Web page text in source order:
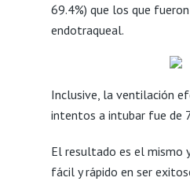
69.4%) que los que
endotraqueal.
Inclusive, la ventilación
intentos a intubar fue de
El resultado es el mismo
fácil y rápido en ser